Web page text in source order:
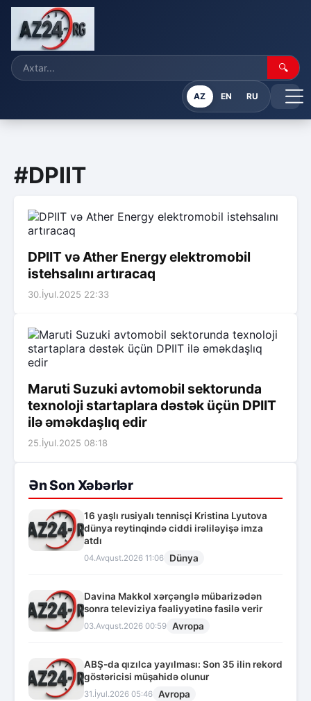
🔍
AZ EN RU
#DPIIT
DPIIT və Ather Energy elektromobil
istehsalını artıracaq
30.İyul.2025 22:33
Maruti Suzuki avtomobil sektorunda
texnoloji startaplara dəstək üçün DPIIT
ilə əməkdaşlıq edir
25.İyul.2025 08:18
Ən Son Xəbərlər
16 yaşlı rusiyalı tennisçi Kristina Lyutova
dünya reytinqində ciddi irəliləyişə imza
atdı
04.Avqust.2026 11:06 Dünya
Davina Makkol xərçənglə mübarizədən
sonra televiziya fəaliyyətinə fasilə verir
03.Avqust.2026 00:59 Avropa
ABŞ-da qızılca yayılması: Son 35 ilin rekord
göstəricisi müşahidə olunur
31.İyul.2026 05:46 Avropa